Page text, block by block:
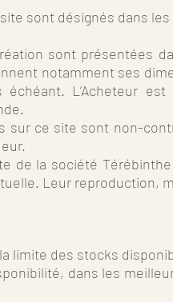
sont désignés dans
sont présentées
notamment ses
L’Acheteur
sur ce site sont non-
de la société
Leur reproduction,
limite des stocks
dans les